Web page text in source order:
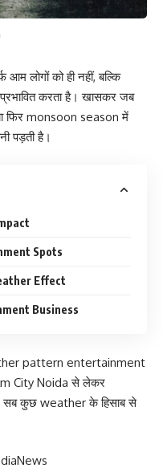
आम लोगों को ही नहीं, बल्कि
करता है। खासकर जब
फिर monsoon season में
पड़ती है।
Spots
Effect
Business
pattern entertainment
City Noida से लेकर
कुछ weather के हिसाब से